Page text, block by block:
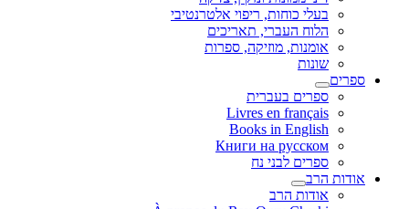
בעלי כוחות, ריפוי אלטרנטיבי
הלוח העברי, תאריכים
אומנות, מוזיקה, ספרות
שונות
ספרים
ספרים בעברית
Livres en français
Books in English
Книги на русском
ספרים לבני נח
אודות הרב
אודות הרב